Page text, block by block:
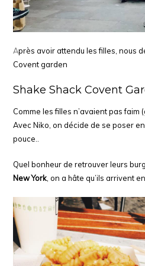
Après avoir attendu les filles, nous
Covent garden
Shake Shack Covent
Comme les filles n’avaient pas faim
Avec Niko, on décide de se poser
pouce..
Quel bonheur de retrouver leurs
New York , on a hâte qu’ils arrivent